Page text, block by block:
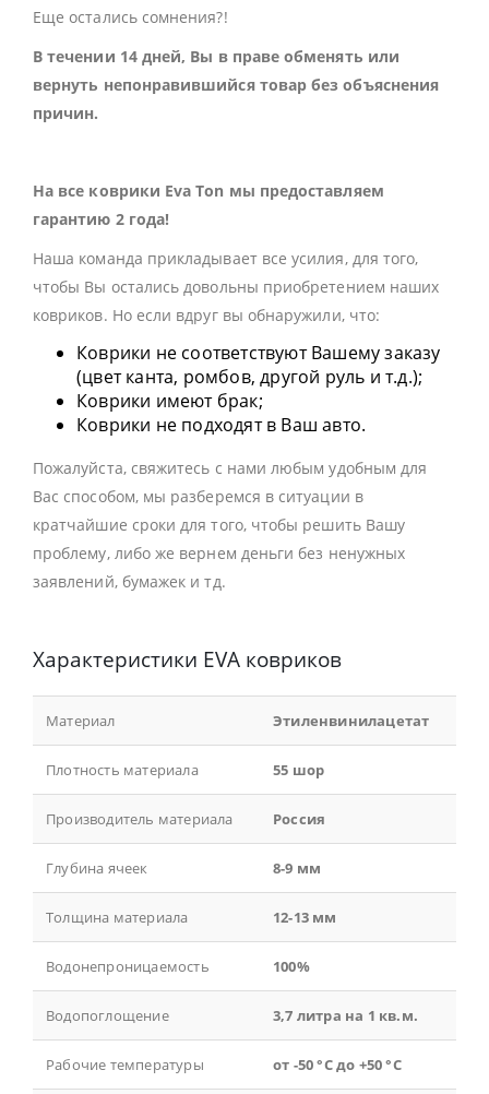
Еще остались сомнения?!
В течении 14 дней, Вы в праве обменять или
вернуть непонравившийся товар без объяснения
причин.
На все коврики Eva Ton мы предоставляем
гарантию 2 года!
Наша команда прикладывает все усилия, для того,
чтобы Вы остались довольны приобретением наших
ковриков. Но если вдруг вы обнаружили, что:
Коврики не соответствуют Вашему заказу
(цвет канта, ромбов, другой руль и т.д.);
Коврики имеют брак;
Коврики не подходят в Ваш авто.
Пожалуйста, свяжитесь с нами любым удобным для
Вас способом, мы разберемся в ситуации в
кратчайшие сроки для того, чтобы решить Вашу
проблему, либо же вернем деньги без ненужных
заявлений, бумажек и тд.
Характеристики EVA ковриков
Материал Этиленвинилацетат
Плотность материала 55 шор
Производитель материала Россия
Глубина ячеек 8-9 мм
Толщина материала 12-13 мм
Водонепроницаемость 100%
Водопоглощение 3,7 литра на 1 кв.м.
Рабочие температуры от -50 °С до +50 °С